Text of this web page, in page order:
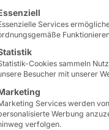
eine Liste der
Services
Cookies sammeln
Besucher mit unserer
Services werden
Werbung
verfolgen.